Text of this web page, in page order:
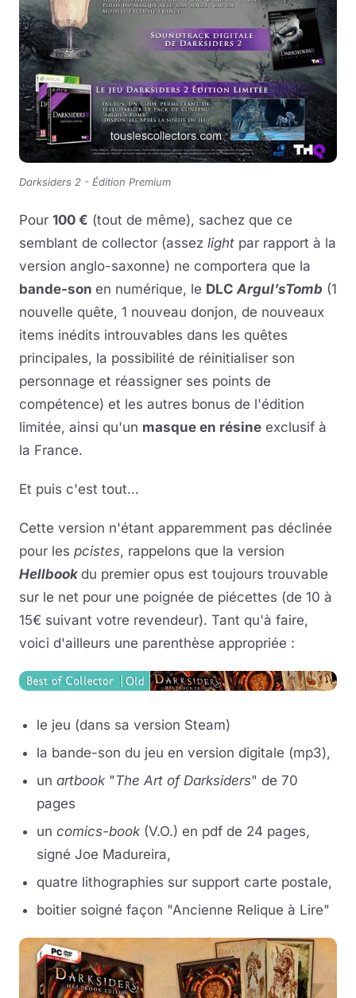
Darksiders 2 - Édition Premium
Pour 100 € (tout de même), sachez que ce
semblant de collector (assez light par rapport à la
version anglo-saxonne) ne comportera que la
bande-son en numérique, le DLC Argul’sTomb (1
nouvelle quête, 1 nouveau donjon, de nouveaux
items inédits introuvables dans les quêtes
principales, la possibilité de réinitialiser son
personnage et réassigner ses points de
compétence) et les autres bonus de l'édition
limitée, ainsi qu'un masque en résine exclusif à
la France.
Et puis c'est tout...
Cette version n'étant apparemment pas déclinée
pour les pcistes, rappelons que la version
Hellbook du premier opus est toujours trouvable
sur le net pour une poignée de piécettes (de 10 à
15€ suivant votre revendeur). Tant qu'à faire,
voici d'ailleurs une parenthèse appropriée :
le jeu (dans sa version Steam)
la bande-son du jeu en version digitale (mp3),
un artbook "The Art of Darksiders" de 70
pages
un comics-book (V.O.) en pdf de 24 pages,
signé Joe Madureira,
quatre lithographies sur support carte postale,
boitier soigné façon "Ancienne Relique à Lire"